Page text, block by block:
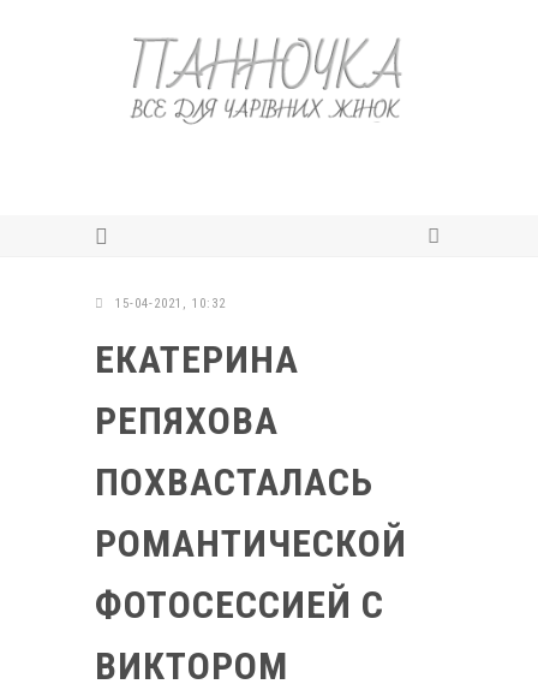
15-04-2021, 10:32
ЕКАТЕРИНА
РЕПЯХОВА
ПОХВАСТАЛАСЬ
РОМАНТИЧЕСКОЙ
ФОТОСЕССИЕЙ С
ВИКТОРОМ